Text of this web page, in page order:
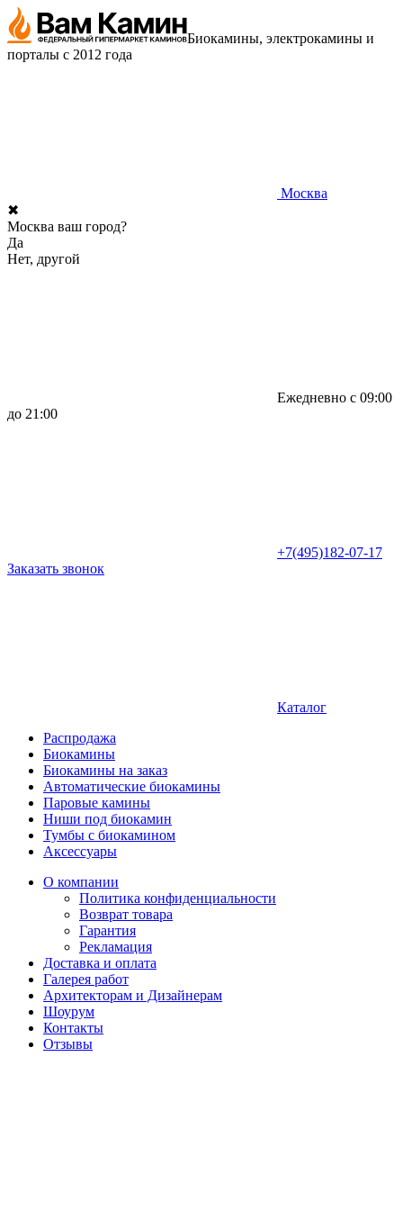
Биокамины, электрокамины и
порталы с 2012 года
Москва
✖
Москва ваш город?
Да
Нет, другой
Ежедневно с 09:00
до 21:00
+7(495)182-07-17
Заказать звонок
Каталог
Распродажа
Биокамины
Биокамины на заказ
Автоматические биокамины
Паровые камины
Ниши под биокамин
Тумбы с биокамином
Аксессуары
О компании
Политика конфиденциальности
Возврат товара
Гарантия
Рекламация
Доставка и оплата
Галерея работ
Архитекторам и Дизайнерам
Шоурум
Контакты
Отзывы